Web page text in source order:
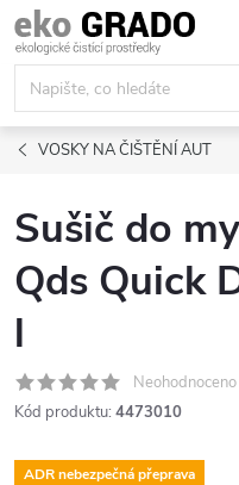
Přejít
na
obsah
VOSKY NA ČIŠTĚNÍ AUT
Sušič do
Qds Quick
l
Neohodnoceno
Kód produktu: 4473010
ADR nebezpečná přeprava